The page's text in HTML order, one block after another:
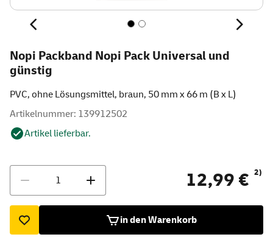
Nopi Packband Nopi Pack Universal und
günstig
PVC, ohne Lösungsmittel, braun, 50 mm x 66 m (B x L)
Artikelnummer: 139912502
Artikel lieferbar.
12,99 € 2)
in den Warenkorb